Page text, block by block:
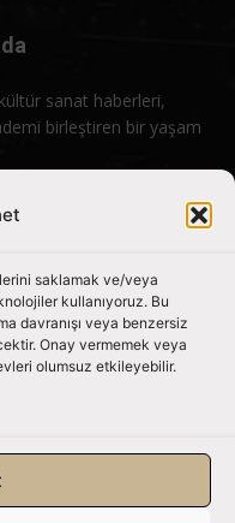
saklamak ve/veya
kullanıyoruz. Bu
davranışı veya benzersiz
Onay vermemek veya
olumsuz etkileyebilir.
sanat haberleri,
birleştiren bir yaşam